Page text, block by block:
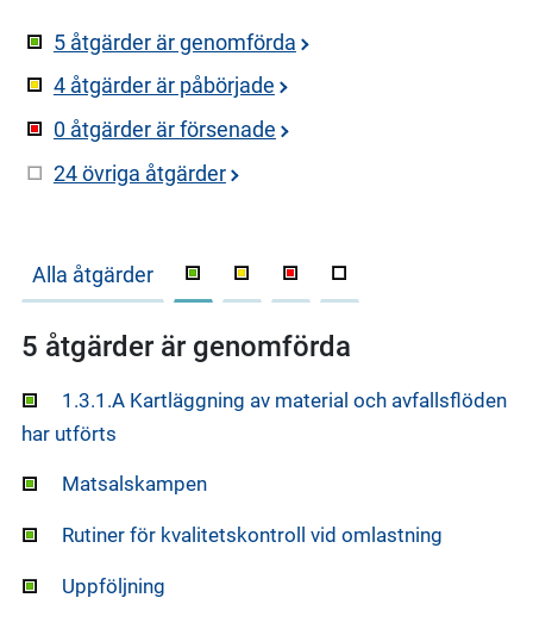
5 åtgärder är genomförda
4 åtgärder är påbörjade
0 åtgärder är försenade
24 övriga åtgärder
Alla åtgärder
5 åtgärder är genomförda
1.3.1.A Kartläggning av material och avfallsflöden
har utförts
Matsalskampen
Rutiner för kvalitetskontroll vid omlastning
Uppföljning